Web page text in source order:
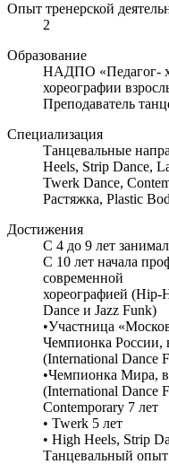
Опыт тренерской
2
Образование
НАДПО «Педагог-
хореографии
Преподаватель
Специализация
Танцевальные
Heels, Strip Dance,
Twerk Dance,
Растяжка, Plastic
Достижения
С 4 до 9 лет
С 10 лет начала
современной
хореографией (Hip-
Dance и Jazz Funk)
•Участница
Чемпионка России,
(International Dance
•Чемпионка Мира,
(International Dance
Contemporary 7 лет
• Twerk 5 лет
• High Heels, Strip
Танцевальный опыт